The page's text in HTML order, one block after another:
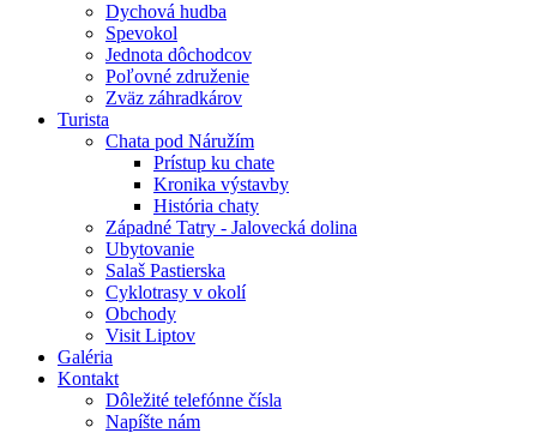
Dychová hudba
Spevokol
Jednota dôchodcov
Poľovné združenie
Zväz záhradkárov
Turista
Chata pod Náružím
Prístup ku chate
Kronika výstavby
História chaty
Západné Tatry - Jalovecká dolina
Ubytovanie
Salaš Pastierska
Cyklotrasy v okolí
Obchody
Visit Liptov
Galéria
Kontakt
Dôležité telefónne čísla
Napíšte nám